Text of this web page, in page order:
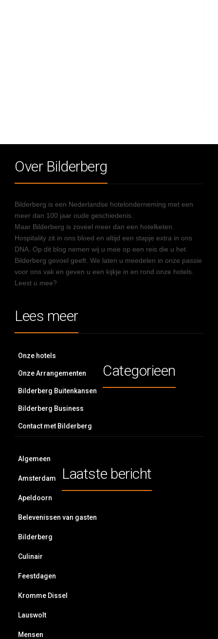
Over Bilderberg
Bilderberg is een Nederlandse hotelonderneming met een
meer dan 100 jaar oude geschiedenis.
Maar Bilderberg is zoveel meer dan een hotelketen.
Hospitality zit in ons bloed en altijd een stapje extra in ons
DNA. Op dit blog nemen wij u mee op een reis die u het
Bilderberg gevoel geeft. We laten u meedelen in onze passie
voor ons vak en geven u een kijkje in en rond onze hotels.
Leest u mee?
Lees meer
Onze hotels
Onze Arrangementen
Bilderberg Buitenkansen
Bilderberg Business
Contact met Bilderberg
Categorieen
Algemeen
Amsterdam
Apeldoorn
Belevenissen van gasten
Bilderberg
Culinair
Feestdagen
Kromme Dissel
Lauswolt
Mensen
Laatste bericht